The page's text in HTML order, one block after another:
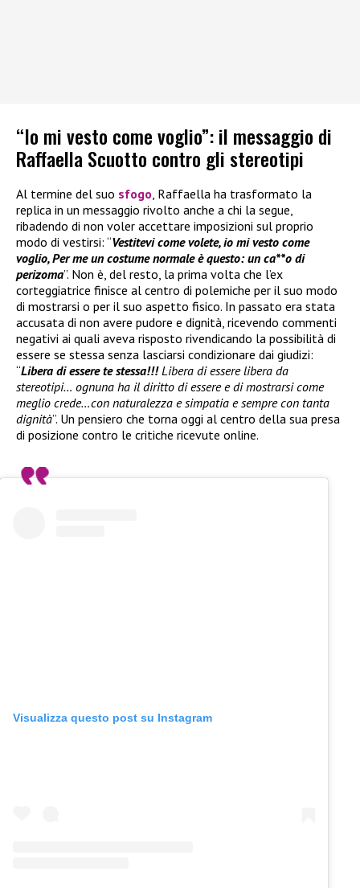
“Io mi vesto come voglio”: il messaggio di
Raffaella Scuotto contro gli stereotipi
Al termine del suo sfogo, Raffaella ha trasformato la
replica in un messaggio rivolto anche a chi la segue,
ribadendo di non voler accettare imposizioni sul proprio
modo di vestirsi: “Vestitevi come volete, io mi vesto come
voglio, Per me un costume normale è questo: un ca**o di
perizoma”. Non è, del resto, la prima volta che l’ex
corteggiatrice finisce al centro di polemiche per il suo modo
di mostrarsi o per il suo aspetto fisico. In passato era stata
accusata di non avere pudore e dignità, ricevendo commenti
negativi ai quali aveva risposto rivendicando la possibilità di
essere se stessa senza lasciarsi condizionare dai giudizi:
“Libera di essere te stessa!!!Libera di essere libera da
stereotipi… ognuna ha il diritto di essere e di mostrarsi come
meglio crede…con naturalezza e simpatia e sempre con tanta
dignità”. Un pensiero che torna oggi al centro della sua presa
di posizione contro le critiche ricevute online.
Visualizza questo post su Instagram